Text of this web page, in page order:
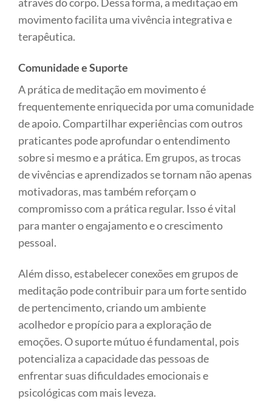
através do corpo. Dessa forma, a meditação em
movimento facilita uma vivência integrativa e
terapêutica.
Comunidade e Suporte
A prática de meditação em movimento é
frequentemente enriquecida por uma comunidade
de apoio. Compartilhar experiências com outros
praticantes pode aprofundar o entendimento
sobre si mesmo e a prática. Em grupos, as trocas
de vivências e aprendizados se tornam não apenas
motivadoras, mas também reforçam o
compromisso com a prática regular. Isso é vital
para manter o engajamento e o crescimento
pessoal.
Além disso, estabelecer conexões em grupos de
meditação pode contribuir para um forte sentido
de pertencimento, criando um ambiente
acolhedor e propício para a exploração de
emoções. O suporte mútuo é fundamental, pois
potencializa a capacidade das pessoas de
enfrentar suas dificuldades emocionais e
psicológicas com mais leveza.